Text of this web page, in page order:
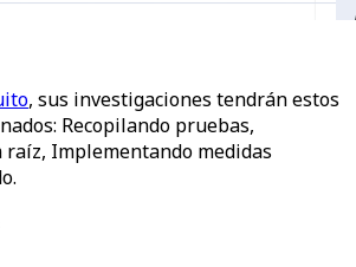
, sus investigaciones tendrán estos
Recopilando pruebas,
raíz, Implementando medidas
.